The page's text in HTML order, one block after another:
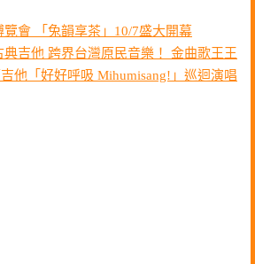
會 「兔韻享茶」10/7盛大開幕
吉他 跨界台灣原民音樂！ 金曲歌王王
他「好好呼吸 Mihumisang!」巡迴演唱